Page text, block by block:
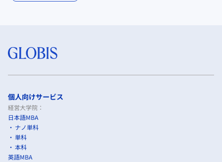
個人向けサービス
経営大学院：
日本語MBA
ナノ単科
単科
本科
英語MBA